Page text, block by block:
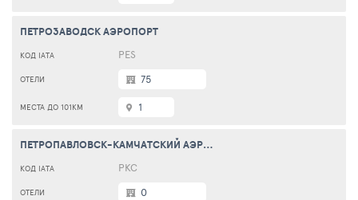
ПЕТРОЗАВОДСК АЭРОПОРТ
PES
75
1
ПЕТРОПАВЛОВСК-КАМЧАТСКИЙ АЭРОПОРТ ЕЛИЗОВО
PKC
0